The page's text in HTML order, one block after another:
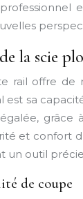
la scie
rail offre de
est sa
grâce
et confort
un outil
de coupe